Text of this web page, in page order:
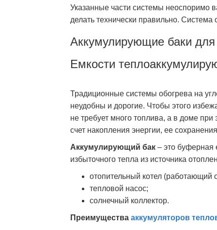
Указанные части системы неоспоримо
делать технически правильно.
Аккумулирующие баки для
Емкости
Традиционные системы обогрева на
неудобны и дорогие. Чтобы этого
не требует много топлива, а в доме
счет накопления энергии, ее
Аккумулирующий бак – это буферная
избыточного тепла из источника
отопительный котел (работающий
тепловой насос;
солнечный коллектор.
Преимущества аккумуляторов